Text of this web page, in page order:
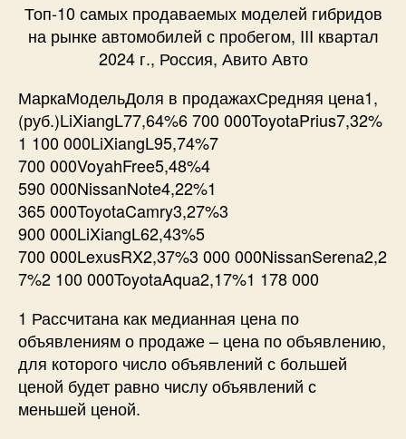
Топ-10 самых продаваемых моделей гибридов
на рынке автомобилей с пробегом, III квартал
2024 г., Россия, Авито Авто
МаркаМодельДоля в продажахСредняя цена1,
(руб.)LiXiangL77,64%6 700 000ToyotaPrius7,32%
1 100 000LiXiangL95,74%7
700 000VoyahFree5,48%4
590 000NissanNote4,22%1
365 000ToyotaCamry3,27%3
900 000LiXiangL62,43%5
700 000LexusRX2,37%3 000 000NissanSerena2,2
7%2 100 000ToyotaAqua2,17%1 178 000
1 Рассчитана как медианная цена по
объявлениям о продаже – цена по объявлению,
для которого число объявлений с большей
ценой будет равно числу объявлений с
меньшей ценой.